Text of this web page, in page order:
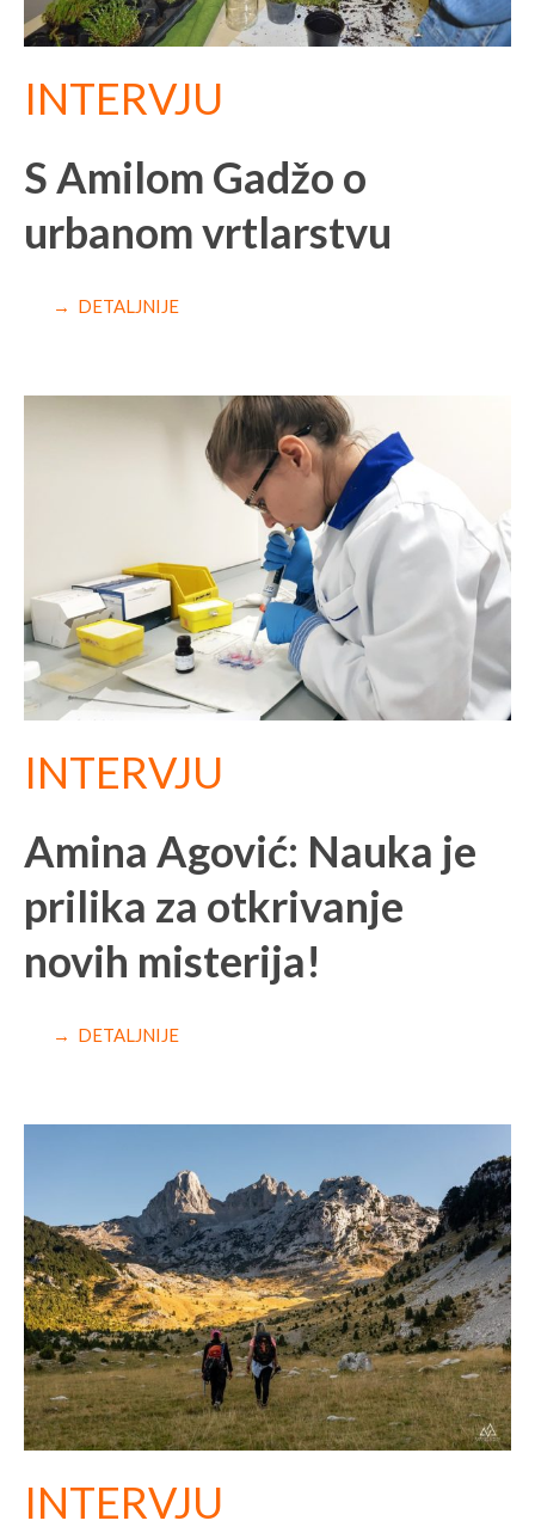
INTERVJU
S Amilom Gadžo o
urbanom vrtlarstvu
→ DETALJNIJE
INTERVJU
Amina Agović: Nauka je
prilika za otkrivanje
novih misterija!
→ DETALJNIJE
INTERVJU